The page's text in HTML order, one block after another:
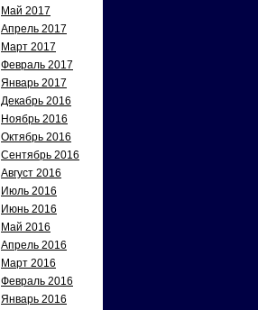
Май 2017
Апрель 2017
Март 2017
Февраль 2017
Январь 2017
Декабрь 2016
Ноябрь 2016
Октябрь 2016
Сентябрь 2016
Август 2016
Июль 2016
Июнь 2016
Май 2016
Апрель 2016
Март 2016
Февраль 2016
Январь 2016